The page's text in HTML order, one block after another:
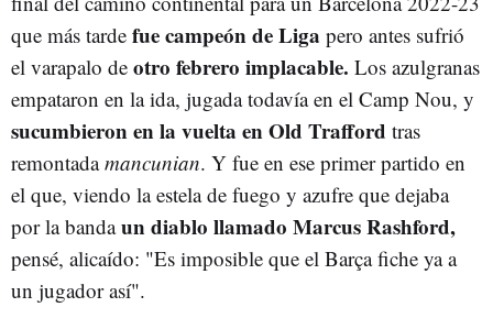
que más tarde fue campeón de Liga pero antes sufrió
el varapalo de otro febrero implacable. Los azulgranas
empataron en la ida, jugada todavía en el Camp Nou, y
sucumbieron en la vuelta en Old Trafford tras
remontadamancunian. Y fue en ese primer partido en
el que, viendo la estela de fuego y azufre que dejaba
por la bandaun diablo llamado Marcus Rashford,
pensé, alicaído: "Es imposible que el Barça fiche ya a
un jugador así".